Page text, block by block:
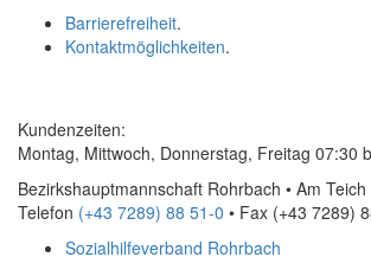
Barrierefreiheit.
Kontaktmöglichkeiten.
Kundenzeiten:
Montag, Mittwoch, Donnerstag, Freitag 07:30
Bezirkshauptmannschaft Rohrbach • Am
Telefon (+43 7289) 88 51-0 • Fax (+43 7289)
Sozialhilfeverband Rohrbach